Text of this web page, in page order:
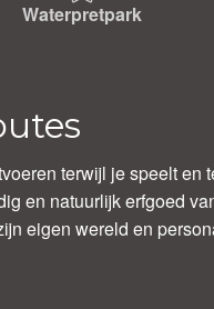
Waterpretpark
terwijl je speelt en
en natuurlijk erfgoed
eigen wereld en